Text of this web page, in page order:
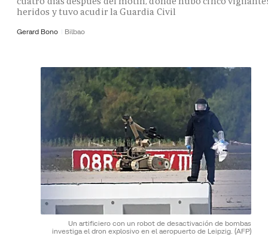
heridos y tuvo acudir la Guardia Civil
Gerard Bono Bilbao
Un artificiero con un robot de desactivación de bombas
investiga el dron explosivo en el aeropuerto de Leipzig. (AFP)